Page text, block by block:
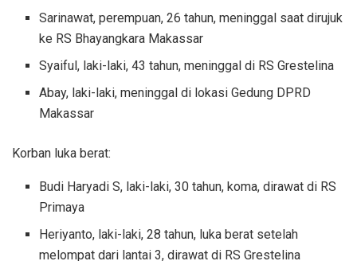
Sarinawat, perempuan, 26 tahun, meninggal saat dirujuk
ke RS Bhayangkara Makassar
Syaiful, laki-laki, 43 tahun, meninggal di RS Grestelina
Abay, laki-laki, meninggal di lokasi Gedung DPRD
Makassar
Korban luka berat:
Budi Haryadi S, laki-laki, 30 tahun, koma, dirawat di RS
Primaya
Heriyanto, laki-laki, 28 tahun, luka berat setelah
melompat dari lantai 3, dirawat di RS Grestelina